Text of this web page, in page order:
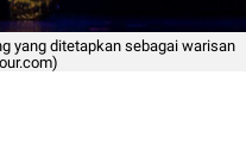
yang ditetapkan sebagai warisan